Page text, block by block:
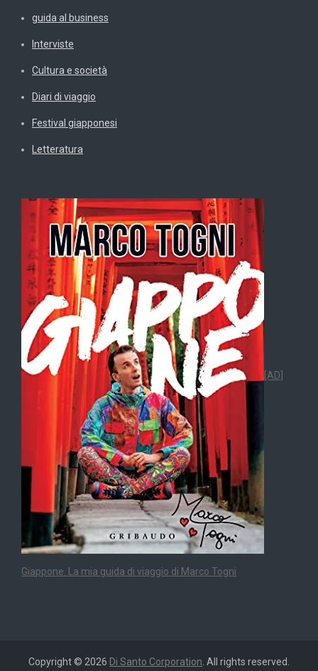
guida al business
Interviste
Cultura e società
Diari di viaggio
Festival giapponesi
Letteratura
[AD]
Giappone. La mia guida di viaggio di Marco Togni
Copyright © 2026 Di Santo Corporation . All rights reserved.